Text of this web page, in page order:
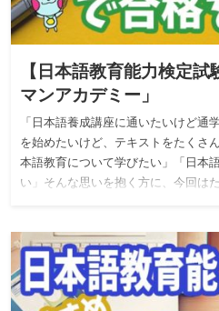
【日本語教育能力検定
マンアカデミー」
「日本語養成講座に通いたいけど
を始めたいけど、テキストをたくさ
本語教育について学びたい」「日本
い」そんな思いを抱く方に、今回は